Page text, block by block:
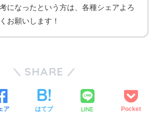
になったという方は、各種シェアよろ
お願いします！
SHARE
ア はてブ LINE Pocket